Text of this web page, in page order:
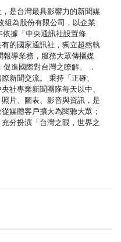
是台灣最具影響力的新聞媒
組為股份有限公司，以企業
據「中央通訊社設置條
的國家通訊社，獨立超然執
導業務，服務大眾傳播媒
進國際對台灣之瞭解。 ．
新聞交流。 秉持「正確、
社專業新聞團隊每天以中、
片、圖表、影音與資訊，是
媒體客戶擴大為閱聽大眾；
分扮演「台灣之眼，世界之